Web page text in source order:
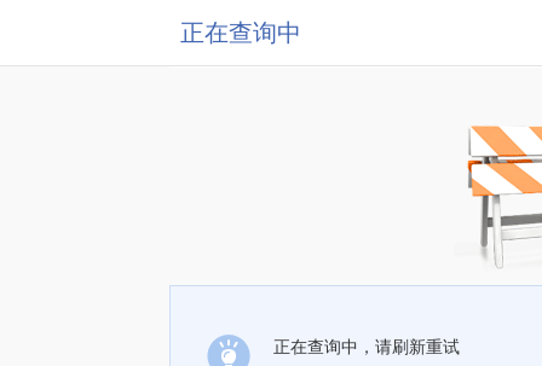
正在查询中
正在查询中，请刷新重试